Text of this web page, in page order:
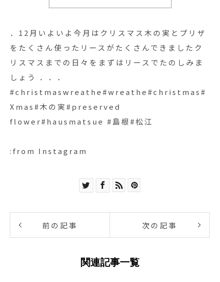
．12月いよいよ今月はクリスマス木の実とプリザ
をたくさん使ったリースがたくさんできましたク
リスマスまでの日々をまずはリースでたのしみま
しょう︎ ．．．
#christmaswreathe#wreathe#christmas#
Xmas#木の実#preserved
flower#hausmatsue #島根#松江
:from Instagram
前の記事 次の記事
関連記事一覧